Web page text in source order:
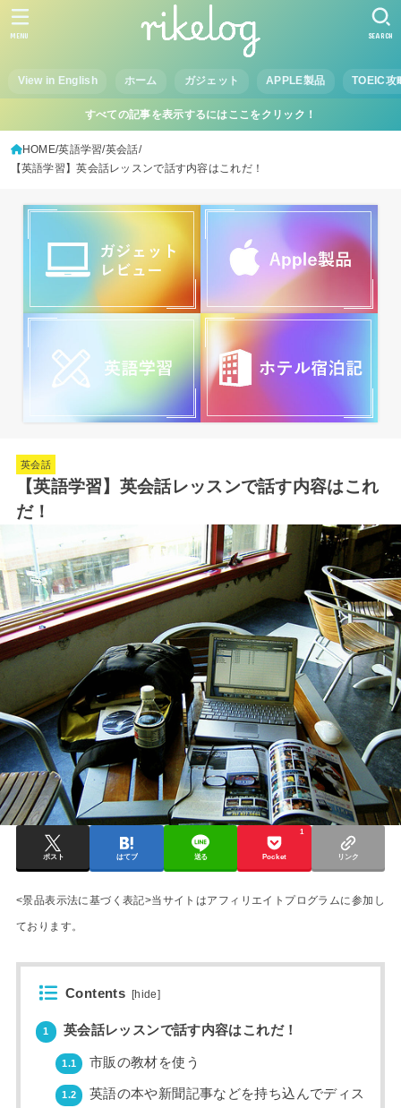
View in English ホーム ガジェット APPLE製品 TOEIC攻
SEARCH
MENU
すべての記事を表示するにはここをクリック！
HOME 英語学習 英会話
【英語学習】英会話レッスンで話す内容はこれだ！
英会話
【英語学習】英会話レッスンで話す内容はこれ
だ！
ポスト はてブ 送る Pocket
1
リンク
<景品表示法に基づく表記>当サイトはアフィリエイトプログラムに参加し
ております。
Contents [hide]
1 英会話レッスンで話す内容はこれだ！
1.1 市販の教材を使う
1.2
英語の本や新聞記事などを持ち込んでディス